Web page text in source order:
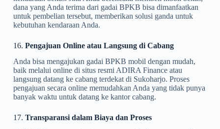
dana yang Anda terima dari gadai BPKB bisa dimanfaatkan
untuk pembelian tersebut, memberikan solusi ganda untuk
kebutuhan kendaraan Anda.
16. Pengajuan Online atau Langsung di Cabang
Anda bisa mengajukan gadai BPKB mobil dengan mudah,
baik melalui online di situs resmi ADIRA Finance atau
langsung datang ke cabang terdekat di Sukoharjo. Proses
pengajuan secara online memudahkan Anda yang tidak punya
banyak waktu untuk datang ke kantor cabang.
17. Transparansi dalam Biaya dan Proses